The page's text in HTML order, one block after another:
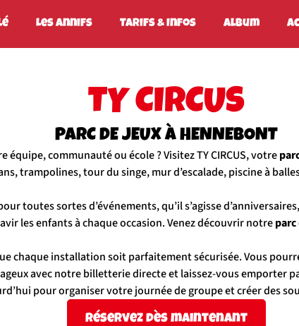
Les Annifs Tarifs & Infos Album
TY CIRCUS
PARC DE JEUX À HENNEBONT
communauté ou école ? Visitez TY CIRCUS, votre
trampolines, tour du singe, mur d’escalade, piscine à
toutes sortes d’événements, qu’il s’agisse
les enfants à chaque occasion. Venez découvrir notre
chaque installation soit parfaitement sécurisée. Vous
avec notre billetterie directe et laissez-vous emporter
pour organiser votre journée de groupe et créer des
Réservez dès maintenant